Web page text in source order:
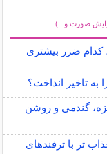
صورت و...)
کدام ضرر بیشتری
تاخیر انداخت؟
گندمی و روشن
تر با ترفندهای